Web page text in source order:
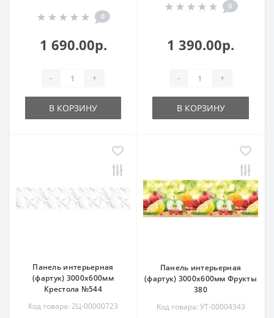
0
1 690.00р.
- +
В КОРЗИНУ
0
1 390.00р.
- +
В КОРЗИНУ
Панель интерьерная
(фартук) 3000х600мм
Крестола №544
Код товара: 2Ц-00000723
Панель интерьерная
(фартук) 3000х600мм Фрукты
380
Код товара: УТ-00004343